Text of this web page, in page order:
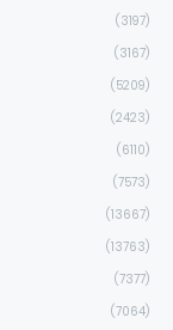
(3197)
(3167)
(5209)
(2423)
(6110)
(7573)
(13667)
(13763)
(7377)
(7064)